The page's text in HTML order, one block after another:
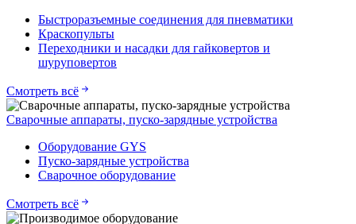
Быстроразъемные соединения для пневматики
Краскопульты
Переходники и насадки для гайковертов и
шуруповертов
Смотреть всё
Сварочные аппараты, пуско-зарядные устройства
Оборудование GYS
Пуско-зарядные устройства
Сварочное оборудование
Смотреть всё